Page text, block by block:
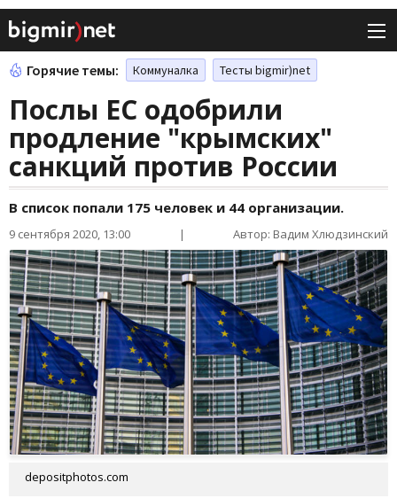
Горячие темы: Коммуналка Тесты bigmir)net
Послы ЕС одобрили
продление "крымских"
санкций против России
В список попали 175 человек и 44 организации.
9 сентября 2020, 13:00 | Автор: Вадим Хлюдзинский
depositphotos.com